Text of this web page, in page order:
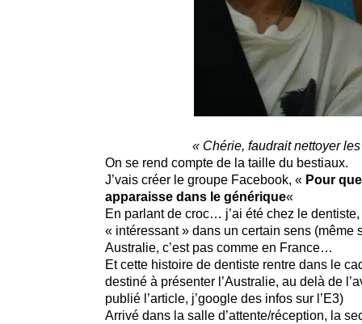
« Chérie, faudrait nettoyer
On se rend compte de la taille du bestiaux.
J’vais créer le groupe Facebook, « Pour
apparaisse dans le générique«
En parlant de croc… j’ai été chez le
« intéressant » dans un certain sens
Australie, c’est pas comme en France…
Et cette histoire de dentiste rentre dans le
destiné à présenter l’Australie, au delà de
publié l’article, j’google des infos sur l’E3)
Arrivé dans la salle d’attente/réception, la